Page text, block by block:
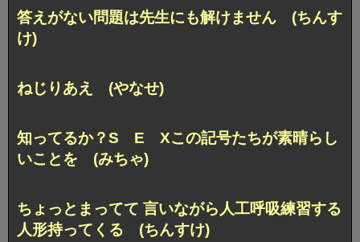
答えがない問題は先生にも解けません (ちんす
け)
ねじりあえ (やなせ)
知ってるか？S E Xこの記号たちが素晴らし
いことを (みちゃ)
ちょっとまってて 言いながら 人工呼吸練習する
人形持ってくる (ちんすけ)